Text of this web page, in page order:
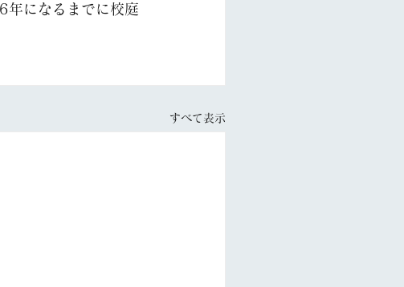
年になるまでに校庭
すべて表示